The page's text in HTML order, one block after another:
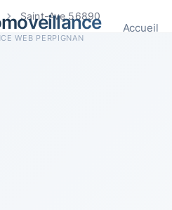
WEB PERPIGNAN
Accueil
Saint-Ave 56890